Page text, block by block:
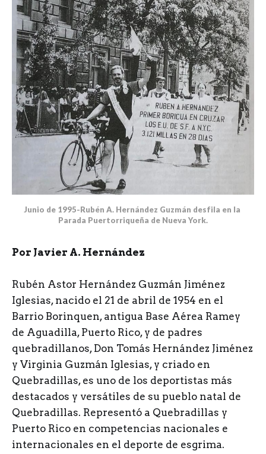
Junio de 1995-Rubén A. Hernández Guzmán desfila en la
Parada Puertorriqueña de Nueva York.
Por Javier A. Hernández
Rubén Astor Hernández Guzmán Jiménez
Iglesias, nacido el 21 de abril de 1954 en el
Barrio Borinquen, antigua Base Aérea Ramey
de Aguadilla, Puerto Rico, y de padres
quebradillanos, Don Tomás Hernández Jiménez
y Virginia Guzmán Iglesias, y criado en
Quebradillas, es uno de los deportistas más
destacados y versátiles de su pueblo natal de
Quebradillas. Representó a Quebradillas y
Puerto Rico en competencias nacionales e
internacionales en el deporte de esgrima.